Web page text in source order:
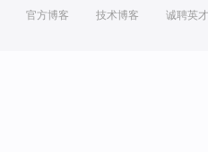
官方博客 技术博客 诚聘英才